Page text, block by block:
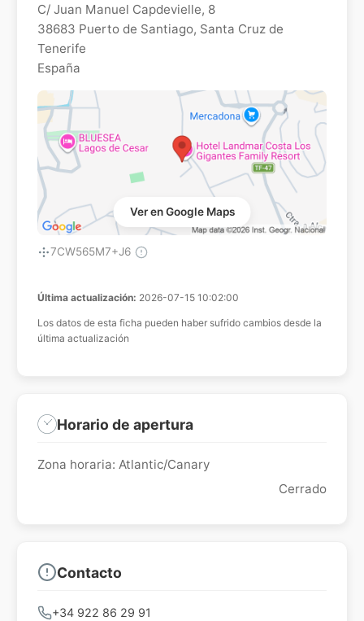
C/ Juan Manuel Capdevielle, 8
38683 Puerto de Santiago, Santa Cruz de
Tenerife
España
Ver en Google Maps
7CW565M7+J6
Última actualización: 2026-07-15 10:02:00
Los datos de esta ficha pueden haber sufrido cambios desde la
última actualización
Horario de apertura
Zona horaria: Atlantic/Canary
Cerrado
Contacto
+34 922 86 29 91